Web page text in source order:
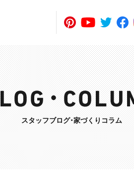
スタッフブログ・家づくりコラム